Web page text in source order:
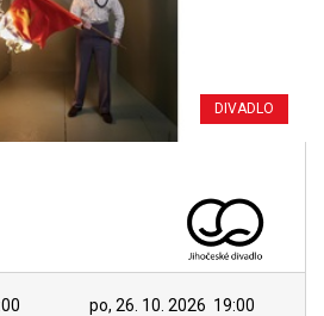
DIVADLO
po, 26. 10. 2026 19:00